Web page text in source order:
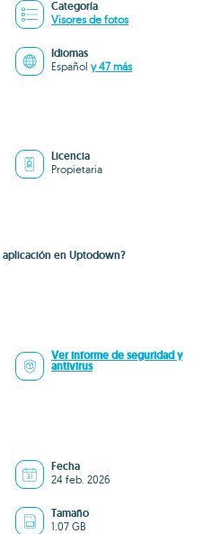
Categoría
Visores de fotos
Idiomas
Español y 47 más
Licencia
Propietaria
aplicación en Uptodown?
Ver informe de seguridad y
antivirus
Fecha
24 feb. 2026
Tamaño
1.07 GB